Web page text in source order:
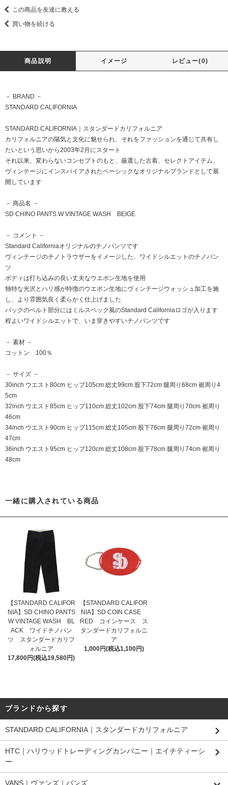
この商品を友達に教える
買い物を続ける
商品説明 イメージ レビュー(0)
－ BRAND －
STANDARD CALIFORNIA
STANDARD CALIFORNIA｜スタンダードカリフォルニア
カリフォルニアの陽気と文化に魅せられ、それをファッションを通じて共有し
たいという思いから2003年2月にスタート
それ以来、変わらないコンセプトのもと、厳選した古着、セレクトアイテム、
ヴィンテージにインスパイアされたベーシックなオリジナルブランドとして展
開しています
－ 商品名 －
SD CHINO PANTS W VINTAGE WASH BEIGE
－ コメント －
Standard Californiaオリジナルのチノパンツです
ヴィンテージのチノトラウザーをイメージした、ワイドシルエットのチノパン
ツ
ボディは打ち込みの良い丈夫なウエポン生地を使用
独特な光沢とハリ感が特徴のウエポン生地にヴィンテージウォッシュ加工を施
し、より雰囲気良く柔らかく仕上げました
バックのベルト部分にはミルスペック風のStandard Californiaロゴが入ります
程よいワイドシルエットで、いま穿きやすいチノパンツです
－ 素材 －
コットン 100％
－ サイズ －
30inch ウエスト80cm ヒップ105cm 総丈99cm 股下72cm 腿周り68cm 裾周り4
5cm
32inch ウエスト85cm ヒップ110cm 総丈102cm 股下74cm 腿周り70cm 裾周り
46cm
34inch ウエスト90cm ヒップ115cm 総丈105cm 股下76cm 腿周り72cm 裾周り
47cm
36inch ウエスト95cm ヒップ120cm 総丈108cm 股下78cm 腿周り74cm 裾周り
48cm
一緒に購入されている商品
【STANDARD CALIFOR
NIA】SD CHINO PANTS
W VINTAGE WASH BL
ACK ワイドチノパン
ツ スタンダードカリフ
ォルニア
17,800円(税込19,580円)
【STANDARD CALIFOR
NIA】SD COIN CASE
RED コインケース ス
タンダードカリフォルニ
ア
1,000円(税込1,100円)
ブランドから探す
STANDARD CALIFORNIA｜スタンダードカリフォルニア
HTC｜ハリウッドトレーディングカンパニー｜エイチティーシ
ー
VANS｜ヴァンズ｜バンズ